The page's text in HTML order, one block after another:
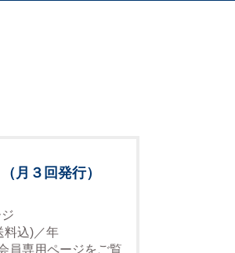
月３回発行）
料込)／年
員専用ページをご覧